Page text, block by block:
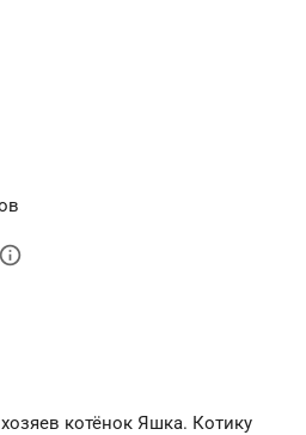
info
котёнок Яшка. Котику